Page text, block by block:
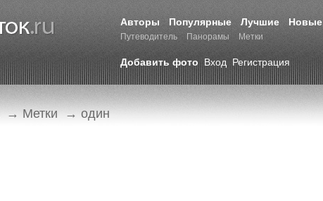
Авторы Популярные Лучшие Новые
Путеводитель Панорамы Метки
Добавить фото Вход Регистрация
→ Метки → один